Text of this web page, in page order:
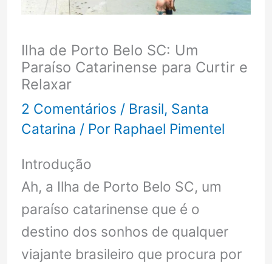
Ilha de Porto Belo SC: Um
Paraíso Catarinense para Curtir e
Relaxar
2 Comentários / Brasil, Santa
Catarina / Por Raphael Pimentel
Introdução
Ah, a Ilha de Porto Belo SC, um
paraíso catarinense que é o
destino dos sonhos de qualquer
viajante brasileiro que procura por